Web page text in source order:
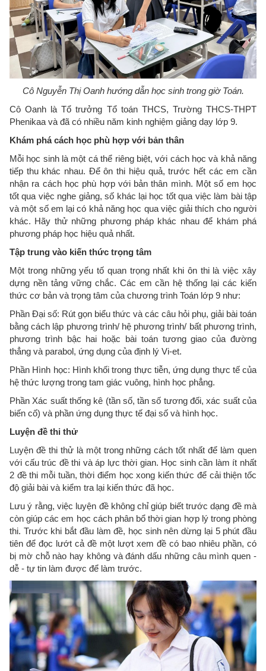
Cô Nguyễn Thị Oanh hướng dẫn học sinh trong giờ Toán.
Cô Oanh là Tổ trưởng Tổ toán THCS, Trường THCS-THPT
Phenikaa và đã có nhiều năm kinh nghiệm giảng dạy lớp 9.
Khám phá cách học phù hợp với bản thân
Mỗi học sinh là một cá thể riêng biệt, với cách học và khả năng
tiếp thu khác nhau. Để ôn thi hiệu quả, trước hết các em cần
nhận ra cách học phù hợp với bản thân mình. Một số em học
tốt qua việc nghe giảng, số khác lại học tốt qua việc làm bài tập
và một số em lại có khả năng học qua việc giải thích cho người
khác. Hãy thử những phương pháp khác nhau để khám phá
phương pháp học hiệu quả nhất.
Tập trung vào kiến thức trọng tâm
Một trong những yếu tố quan trọng nhất khi ôn thi là việc xây
dựng nền tảng vững chắc. Các em cần hệ thống lại các kiến
thức cơ bản và trọng tâm của chương trình Toán lớp 9 như:
Phần Đại số: Rút gọn biểu thức và các câu hỏi phụ, giải bài toán
bằng cách lập phương trình/ hệ phương trình/ bất phương trình,
phương trình bậc hai hoặc bài toán tương giao của đường
thẳng và parabol, ứng dụng của định lý Vi-et.
Phần Hình học: Hình khối trong thực tiễn, ứng dụng thực tế của
hệ thức lượng trong tam giác vuông, hình học phẳng.
Phần Xác suất thống kê (tần số, tần số tương đối, xác suất của
biến cố) và phần ứng dụng thực tế đại số và hình học.
Luyện đề thi thử
Luyện đề thi thử là một trong những cách tốt nhất để làm quen
với cấu trúc đề thi và áp lực thời gian. Học sinh cần làm ít nhất
2 đề thi mỗi tuần, thời điểm học xong kiến thức để cải thiện tốc
độ giải bài và kiểm tra lại kiến thức đã học.
Lưu ý rằng, việc luyện đề không chỉ giúp biết trước dạng đề mà
còn giúp các em học cách phân bổ thời gian hợp lý trong phòng
thi. Trước khi bắt đầu làm đề, học sinh nên dừng lại 5 phút đầu
tiên để đọc lướt cả đề một lượt xem đề có bao nhiêu phần, có
bị mờ chỗ nào hay không và đánh dấu những câu mình quen -
dễ - tự tin làm được để làm trước.